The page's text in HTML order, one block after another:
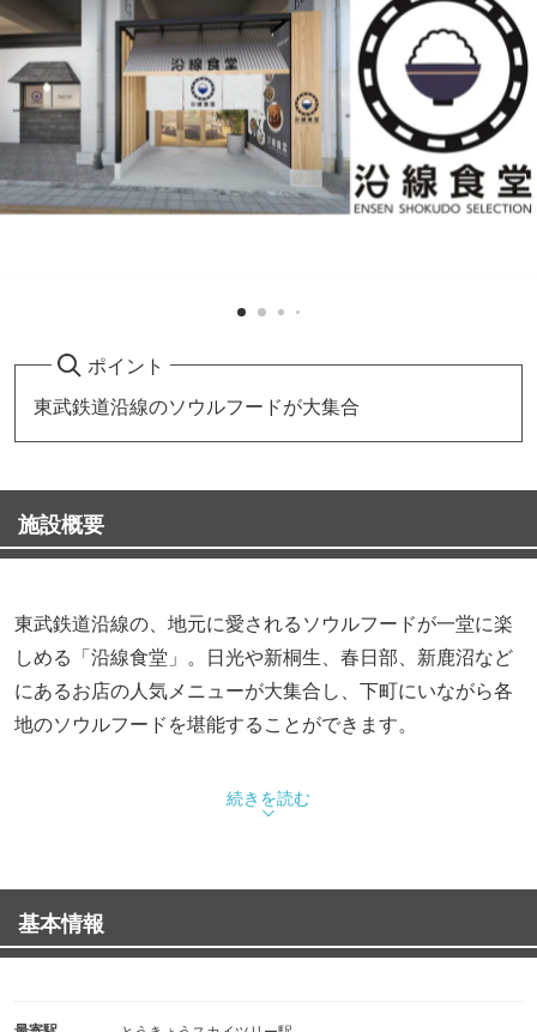
ポイント
東武鉄道沿線のソウルフードが大集合
施設概要
東武鉄道沿線の、地元に愛されるソウルフードが一堂に楽
しめる「沿線食堂」。日光や新桐生、春日部、新鹿沼など
にあるお店の人気メニューが大集合し、下町にいながら各
地のソウルフードを堪能することができます。
続きを読む
基本情報